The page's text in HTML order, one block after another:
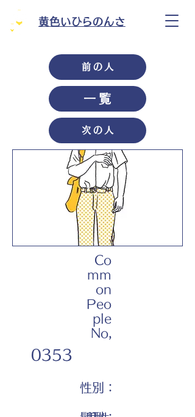
黄色いひらのんさ
前の人
一覧
次の人
Co
mm
on
Peo
ple
No,
0353
性別：